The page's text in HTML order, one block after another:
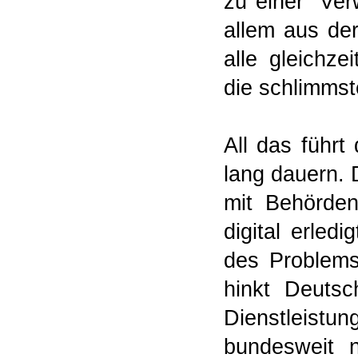
allem aus
alle
die
All das führt
lang dauern.
mit
digital
des
hinkt
bundesweit